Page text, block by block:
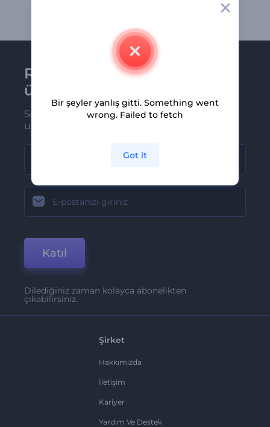
Renderforest bültenine
üye olun
Son haber ve tekliflerimiz ilk olarak size
ulaşsın
Katıl
Dilediğiniz zaman kolayca abonelikten
çıkabilirsiniz.
Şirket
Hakkımızda
İletişim
Kariyer
Yardım Ve Destek
Bir şeyler yanlış gitti. Something went
wrong. Failed to fetch
Got it